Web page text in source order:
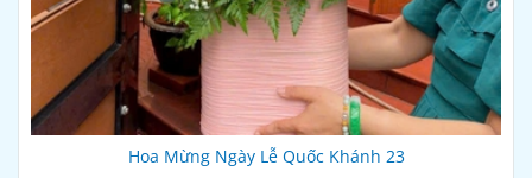
Hoa Mừng Ngày Lễ Quốc Khánh 23